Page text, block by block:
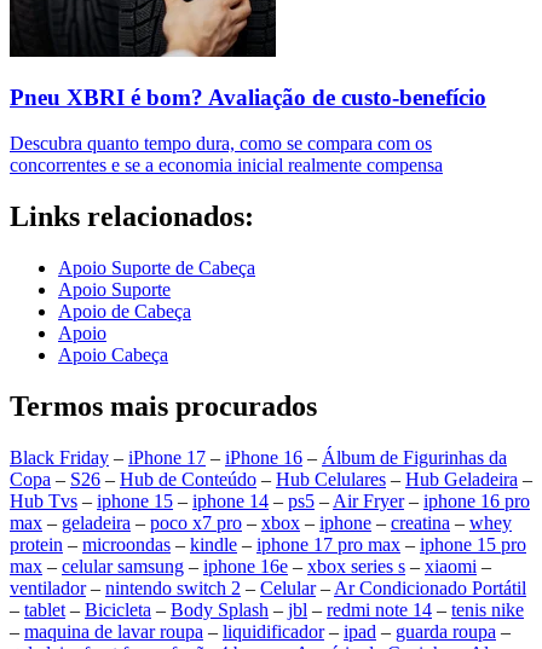
Pneu XBRI é bom? Avaliação de custo-benefício
Descubra quanto tempo dura, como se compara com os
concorrentes e se a economia inicial realmente compensa
Links relacionados:
Apoio Suporte de Cabeça
Apoio Suporte
Apoio de Cabeça
Apoio
Apoio Cabeça
Termos mais procurados
Black Friday – iPhone 17 – iPhone 16 – Álbum de Figurinhas da
Copa – S26 – Hub de Conteúdo – Hub Celulares – Hub Geladeira –
Hub Tvs – iphone 15 – iphone 14 – ps5 – Air Fryer– iphone 16 pro
max – geladeira – poco x7 pro – xbox – iphone – creatina – whey
protein – microondas – kindle – iphone 17 pro max – iphone 15 pro
max – celular samsung – iphone 16e – xbox series s – xiaomi –
ventilador– nintendo switch 2 – Celular– Ar Condicionado Portátil
– tablet – Bicicleta – Body Splash – jbl – redmi note 14 – tenis nike
– maquina de lavar roupa – liquidificador– ipad – guarda roupa –